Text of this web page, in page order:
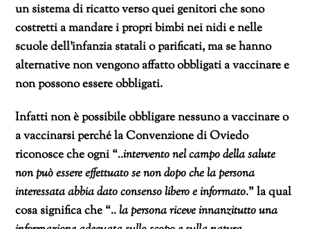
un sistema di ricatto verso quei genitori che sono
costretti a mandare i propri bimbi nei nidi e nelle
scuole dell’infanzia statali o parificati, ma se hanno
alternative non vengono affatto obbligati a vaccinare e
non possono essere obbligati.
Infatti non è possibile obbligare nessuno a vaccinare o
a vaccinarsi perché la Convenzione di Oviedo
riconosce che ogni “..intervento nel campo della salute
non può essere effettuato se non dopo che la persona
interessata abbia dato consenso libero e informato.” la qual
cosa significa che “.. la persona riceve innanzitutto una